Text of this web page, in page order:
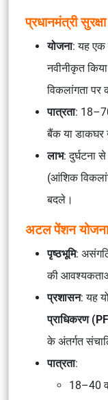
प्रधानमंत्री
योजना: यह एक
नवीनीकृत
विकलांगता पर
पात्रता:
बैंक या डाकघर
लाभ: दुर्घटना
(आंशिक
बदले।
अटल पेंशन
पृष्ठभूमि:
की
प्रशासन: यह
प्राधिकरण
के अंतर्गत
पात्रता:
18–40